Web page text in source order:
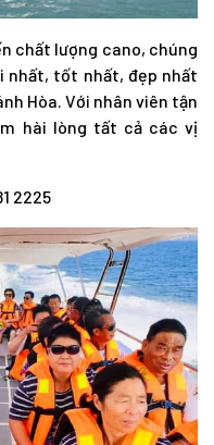
chất lượng cano, chúng
nhất, tốt nhất, đẹp nhất
Hòa. Với nhân viên tận
hài lòng tất cả các vị
2225